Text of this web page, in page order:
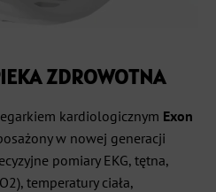
ZDROWOTNA
kardiologicznym Exon
w nowej generacji
pomiary EKG, tętna,
temperatury ciała,